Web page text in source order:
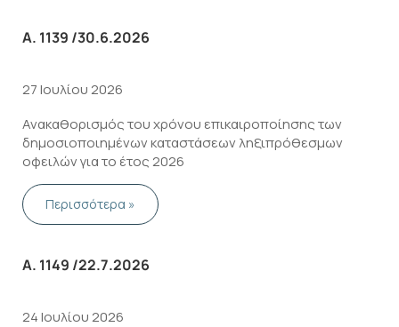
Α. 1139 /30.6.2026
27 Ιουλίου 2026
Ανακαθορισμός του χρόνου επικαιροποίησης των
δημοσιοποιημένων καταστάσεων ληξιπρόθεσμων
οφειλών για το έτος 2026
Περισσότερα »
Α. 1149 /22.7.2026
24 Ιουλίου 2026